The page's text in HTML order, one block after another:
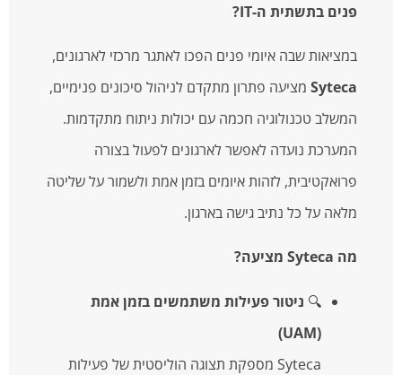
פנים בתשתית ה-IT?
במציאות שבה איומי פנים הפכו לאתגר מרכזי לארגונים,
Syteca מציעה פתרון מתקדם לניהול סיכונים פנימיים,
המשלב טכנולוגיה חכמה עם יכולות ניתוח מתקדמות.
המערכת נועדה לאפשר לארגונים לפעול בצורה
פרואקטיבית, לזהות איומים בזמן אמת ולשמור על שליטה
מלאה על כל נתיב גישה בארגון.
מה Syteca מציעה?
🔍 ניטור פעילות משתמשים בזמן אמת
(UAM)
Syteca מספקת תצוגה הוליסטית של פעילות